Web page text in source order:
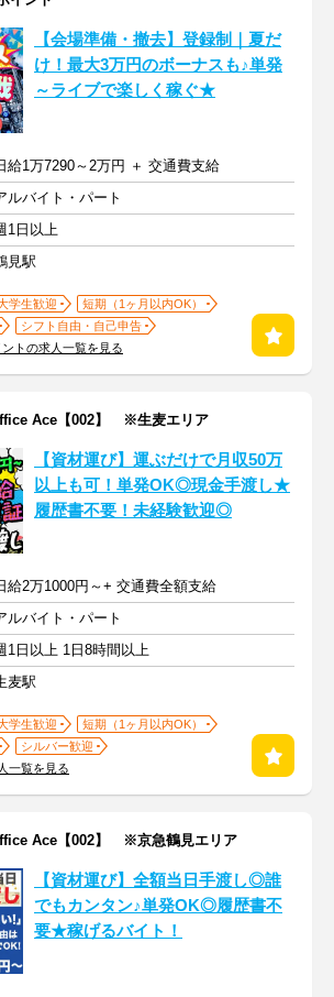
【会場準備・撤去】登録制｜夏だ
け！最大3万円のボーナスも♪単発
～ライブで楽しく稼ぐ★
給1万7290～2万円 ＋ 交通費支給
ルバイト・パート
1日以上
見駅
学生歓迎
短期（1ヶ月以内OK）
シフト自由・自己申告
トの求人一覧を見る
Ace【002】 ※生麦エリア
【資材運び】運ぶだけで月収50万
以上も可！単発OK◎現金手渡し★
履歴書不要！未経験歓迎◎
給2万1000円～+ 交通費全額支給
ルバイト・パート
1日以上 1日8時間以上
麦駅
学生歓迎
短期（1ヶ月以内OK）
シルバー歓迎
一覧を見る
Ace【002】 ※京急鶴見エリア
【資材運び】全額当日手渡し◎誰
でもカンタン♪単発OK◎履歴書不
要★稼げるバイト！